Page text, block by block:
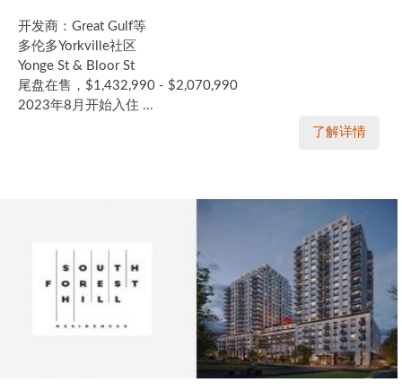
开发商：Great Gulf等
多伦多Yorkville社区
Yonge St & Bloor St
尾盘在售，$1,432,990 - $2,070,990
2023年8月开始入住 ...
了解详情